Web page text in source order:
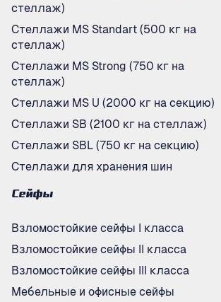
стеллаж)
Стеллажи MS Standart (500 кг на
стеллаж)
Стеллажи MS Strong (750 кг на
стеллаж)
Стеллажи MS U (2000 кг на секцию)
Стеллажи SB (2100 кг на стеллаж)
Стеллажи SBL (750 кг на секцию)
Стеллажи для хранения шин
Сейфы
Взломостойкие сейфы I класса
Взломостойкие сейфы II класса
Взломостойкие сейфы III класса
Мебельные и офисные сейфы